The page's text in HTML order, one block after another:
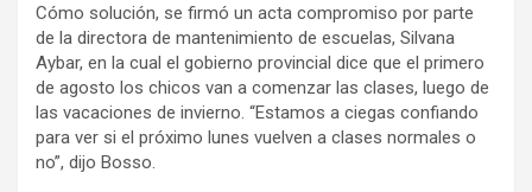
Cómo solución, se firmó un acta compromiso por parte
de la directora de mantenimiento de escuelas, Silvana
Aybar, en la cual el gobierno provincial dice que el primero
de agosto los chicos van a comenzar las clases, luego de
las vacaciones de invierno. “Estamos a ciegas confiando
para ver si el próximo lunes vuelven a clases normales o
no”, dijo Bosso.